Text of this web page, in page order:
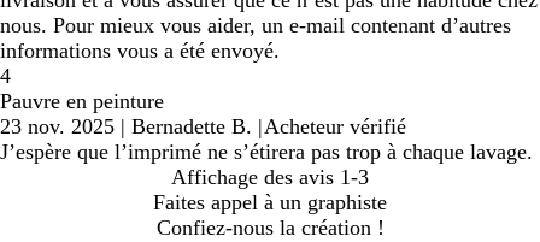
nous. Pour mieux vous aider, un e-mail contenant d’autres
informations vous a été envoyé.
4
Pauvre en peinture
23 nov. 2025 | Bernadette B. |Acheteur vérifié
J’espère que l’imprimé ne s’étirera pas trop à chaque lavage.
Affichage des avis 1-3
Faites appel à un graphiste
Confiez-nous la création !